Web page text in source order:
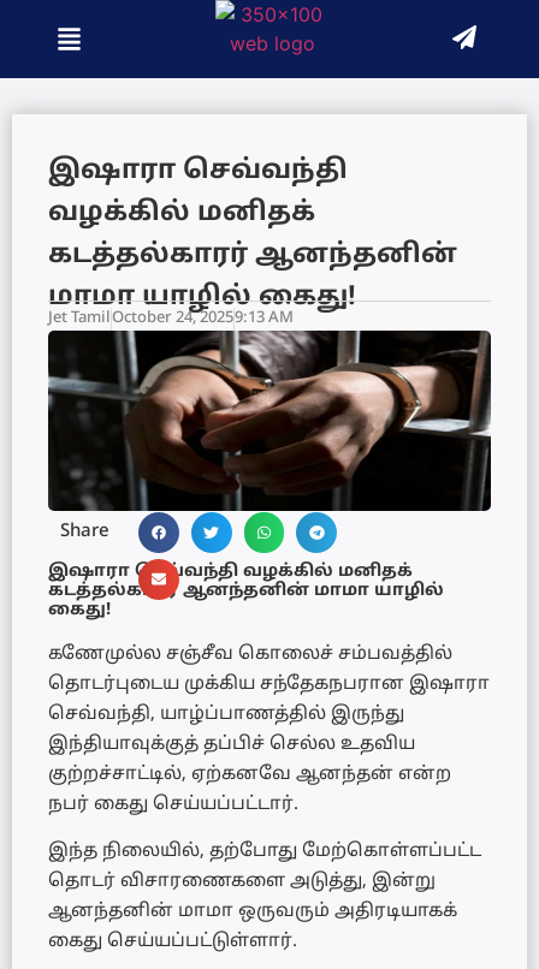
இஷாரா செவ்வந்தி
வழக்கில் மனிதக்
கடத்தல்காரர் ஆனந்தனின்
மாமா யாழில் கைது!
Jet TamilOctober 24, 20259:13 AM
Share
இஷாரா செவ்வந்தி வழக்கில் மனிதக்
கடத்தல்காரர் ஆனந்தனின் மாமா யாழில்
கைது!
கணேமுல்ல சஞ்சீவ கொலைச் சம்பவத்தில்
தொடர்புடைய முக்கிய சந்தேகநபரான இஷாரா
செவ்வந்தி, யாழ்ப்பாணத்தில் இருந்து
இந்தியாவுக்குத் தப்பிச் செல்ல உதவிய
குற்றச்சாட்டில், ஏற்கனவே ஆனந்தன் என்ற
நபர் கைது செய்யப்பட்டார்.
இந்த நிலையில், தற்போது மேற்கொள்ளப்பட்ட
தொடர் விசாரணைகளை அடுத்து, இன்று
ஆனந்தனின் மாமா ஒருவரும் அதிரடியாகக்
கைது செய்யப்பட்டுள்ளார்.